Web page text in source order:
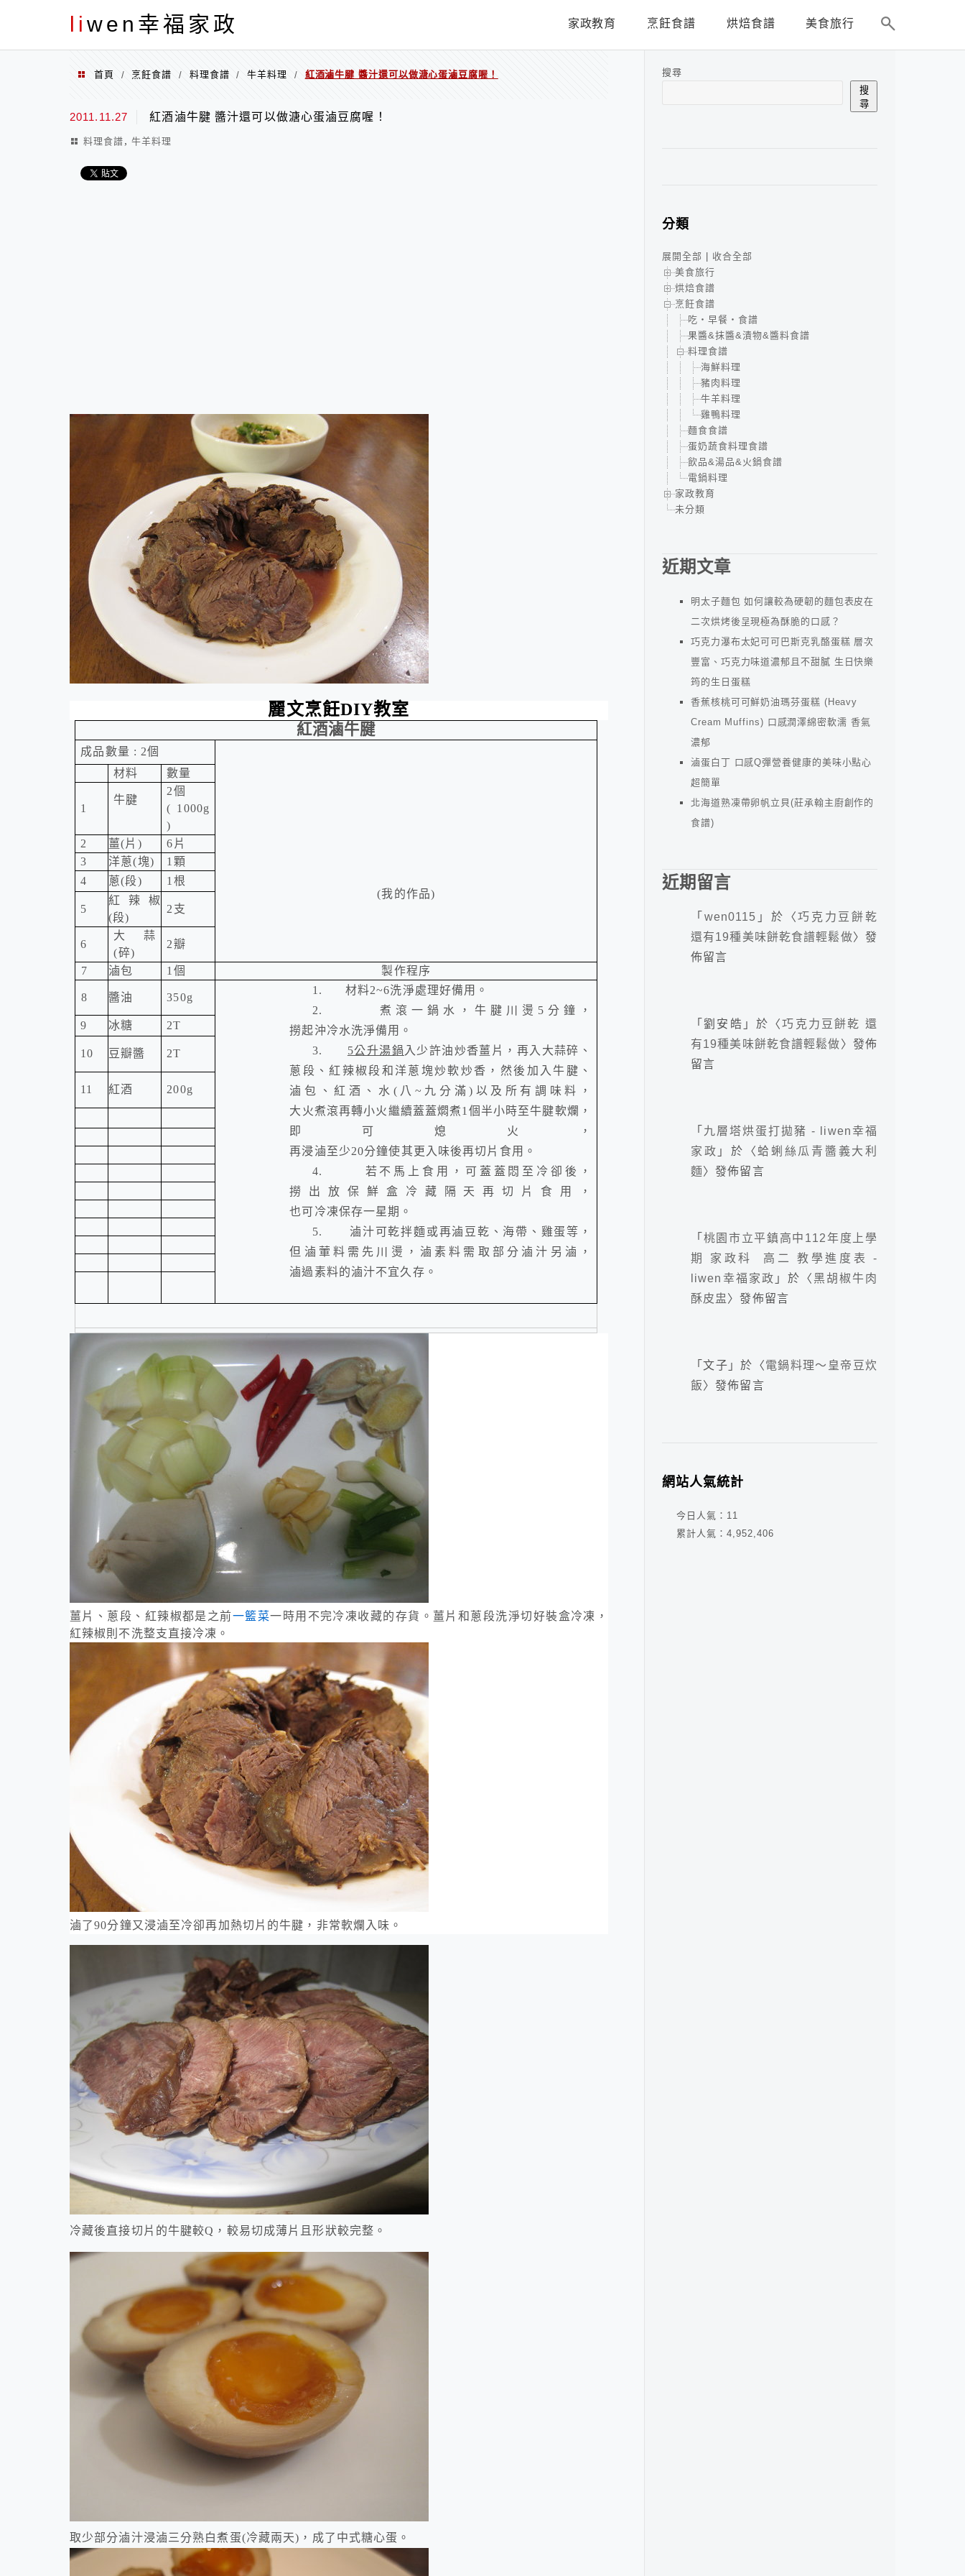
li wen幸福家政
menu
家政教育 烹飪食譜 烘焙食譜 美食旅行
首頁 / 烹飪食譜 / 料理食譜 / 牛羊料理 / 紅酒滷牛腱 醬汁還可以做溏心蛋滷豆腐喔！
2011.11.27 紅酒滷牛腱 醬汁還可以做溏心蛋滷豆腐喔！
料理食譜 , 牛羊料理
麗文烹飪DIY教室
紅酒滷牛腱
成品數量 : 2個
(我的作品)
材料 數量
1
牛腱
2個
( 1000g
)
2
薑(片 ) 6 片
3
洋蔥(塊) 1 顆
4
蔥(段) 1 根
5
紅辣椒
(段)
2 支
6
大蒜
(碎)
2瓣
7 滷包 1 個 製作程序
8 醬油 350g
1. 材料2~6洗淨處理好備用。
2.
煮滾一鍋水，牛腱川燙 5 分鐘，
撈起沖冷水洗淨備用。
3.
5公升湯鍋 入少許油炒香薑片，再入 大蒜碎、
蔥段、紅辣椒段和 洋蔥塊炒軟炒香 ，然後加入牛腱、
滷包、紅酒、水(八~九分滿) 以及所有調味料，
大火煮滾再轉小火繼續蓋蓋燜煮1 個半小時至牛腱軟爛，
即可熄火，
再浸滷至少20分鐘使其更入味後再切片食用。
4.
若不馬上食用，可蓋蓋悶至冷卻後，
撈出放保鮮盒冷藏隔天再切片食用，
也可冷凍保存一星期。
5.
滷汁可乾拌麵或再滷豆乾、海帶、雞蛋等，
但滷葷料需先川燙，滷素料需取部分滷汁另滷，
滷過素料的滷汁不宜久存。
9 冰糖 2T
10 豆瓣醬 2T
11 紅酒 200g
薑片、蔥段、紅辣椒都是之前一籃菜一時用不完冷凍收藏的存貨。薑片和蔥段洗淨切好裝盒冷凍，
紅辣椒則不洗整支直接冷凍。
滷了90分鐘又浸滷至冷卻再加熱切片的牛腱，非常軟爛入味。
冷藏後直接切片的牛腱較Q，較易切成薄片且形狀較完整。
取少部分滷汁浸滷三分熟白煮蛋(冷藏兩天)，成了中式糖心蛋。
搜尋
搜
尋
分類
展開全部
收合全部
美食旅行
烘焙食譜
烹飪食譜
吃‧早餐‧食譜
果醬&抹醬&漬物&醬料食譜
料理食譜
海鮮料理
豬肉料理
牛羊料理
雞鴨料理
麵食食譜
蛋奶蔬食料理食譜
飲品&湯品&火鍋食譜
電鍋料理
家政教育
未分類
近期文章
明太子麵包 如何讓較為硬韌的麵包表皮在
二次烘烤後呈現極為酥脆的口感？
巧克力瀑布太妃可可巴斯克乳酪蛋糕 層次
豐富、巧克力味道濃郁且不甜膩 生日快樂
筠的生日蛋糕
香蕉核桃可可鮮奶油瑪芬蛋糕 (Heavy
Cream Muffins) 口感潤澤綿密軟濡 香氣
濃郁
滷蛋白丁 口感Q彈營養健康的美味小點心
超簡單
北海道熟凍帶卵帆立貝(莊承翰主廚創作的
食譜)
近期留言
「 wen0115 」於〈巧克力豆餅乾
還有19種美味餅乾食譜輕鬆做〉發
佈留言
「劉安皓 」於〈巧克力豆餅乾 還
有19種美味餅乾食譜輕鬆做〉發佈
留言
「 九層塔烘蛋打拋豬 - liwen幸福
家政 」於〈 蛤蜊絲瓜青醬義大利
麵〉發佈留言
「 桃園市立平鎮高中112年度上學
期 家政科 高二 教學進度表 -
liwen幸福家政 」於〈 黑胡椒牛肉
酥皮盅 〉發佈留言
「文子 」於〈電鍋料理～皇帝豆炊
飯〉發佈留言
網站人氣統計
今日人氣： 11
累計人氣： 4,952,406